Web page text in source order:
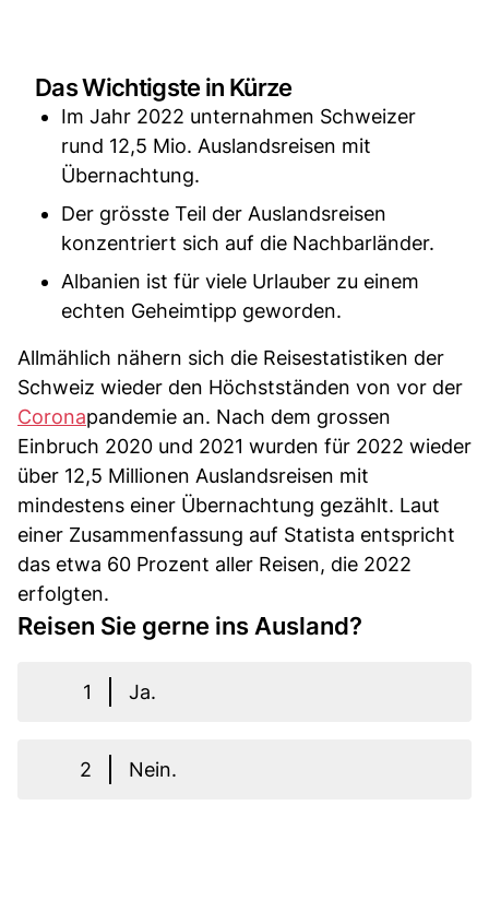
Das Wichtigste in Kürze
Im Jahr 2022 unternahmen Schweizer
rund 12,5 Mio. Auslandsreisen mit
Übernachtung.
Der grösste Teil der Auslandsreisen
konzentriert sich auf die Nachbarländer.
Albanien ist für viele Urlauber zu einem
echten Geheimtipp geworden.
Allmählich nähern sich die Reisestatistiken der
Schweiz wieder den Höchstständen von vor der
Coronapandemie an. Nach dem grossen
Einbruch 2020 und 2021 wurden für 2022 wieder
über 12,5 Millionen Auslandsreisen mit
mindestens einer Übernachtung gezählt. Laut
einer Zusammenfassung auf Statista entspricht
das etwa 60 Prozent aller Reisen, die 2022
erfolgten.
Reisen Sie gerne ins Ausland?
1 Ja.
2 Nein.